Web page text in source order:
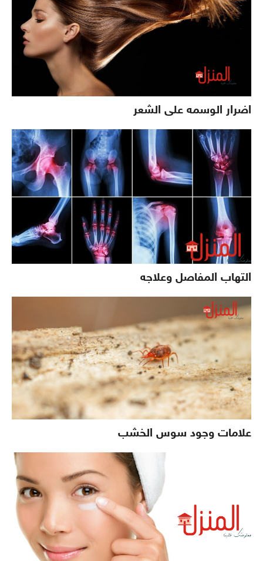
اضرار الوسمه على الشعر
التهاب المفاصل وعلاجه
علامات وجود سوس الخشب